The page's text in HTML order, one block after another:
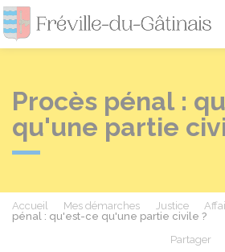
Procès pénal :
qu'une partie
Accueil Mes démarches Justice
pénal : qu'est-ce qu'une partie civile ?
Partager